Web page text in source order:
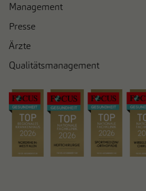
Management
Presse
Ärzte
Qualitätsmanagement